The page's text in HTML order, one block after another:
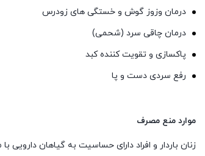
درﻣﺎن وزوز ﮔﻮش و خستگی ﻫﺎی زودرس
درﻣﺎن ﭼﺎقی ﺳﺮد (شحمی)
پاکسازی و تقویت کننده کبد
رﻓﻊ ﺳﺮدی دﺳﺖ و ﭘﺎ
موارد منع مصرف
زﻧﺎن ﺑﺎردار و اﻓﺮاد دارای ﺣﺴﺎﺳﻴﺖ ﺑﻪ ﮔﻴﺎﻫﺎن